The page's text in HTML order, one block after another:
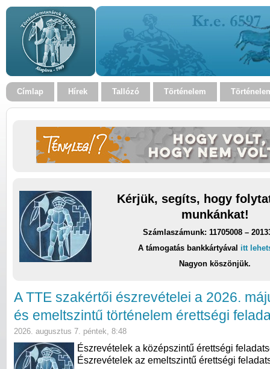
Címlap Hírek Tallózó Történelem
Kérjük, segíts, hogy
munkánkat!
Számlaszámunk: 11705008 –
A támogatás bankkártyával itt
Nagyon köszönjük.
A TTE szakértői észrevételei a 2026.
és emeltszintű történelem érettségi
2026. augusztus 7. péntek, 8:48
Észrevételek a középszintű érettségi
Észrevételek az emeltszintű érettségi